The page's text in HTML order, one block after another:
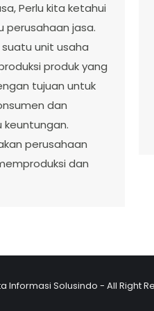
Perlu kita ketahui
perusahaan jasa.
unit usaha
produk yang
tujuan untuk
dan
perusahaan
dan
Informasi Solusindo - All Right